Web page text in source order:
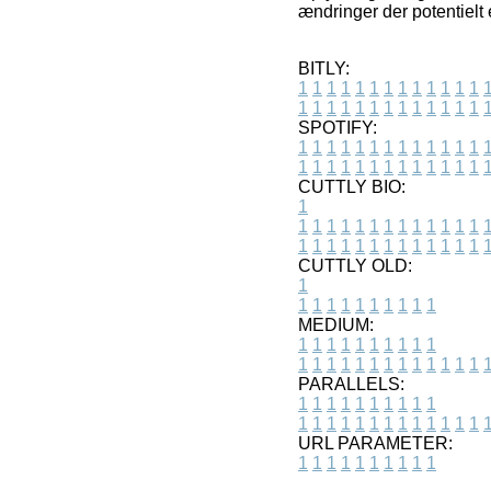
ændringer der potentielt
BITLY:
1 1 1 1 1 1 1 1 1 1 1 1 1 1
1 1 1 1 1 1 1 1 1 1 1 1 1 1
SPOTIFY:
1 1 1 1 1 1 1 1 1 1 1 1 1 1
1 1 1 1 1 1 1 1 1 1 1 1 1 1
CUTTLY BIO:
1
1 1 1 1 1 1 1 1 1 1 1 1 1 1
1 1 1 1 1 1 1 1 1 1 1 1 1 1
CUTTLY OLD:
1
1 1 1 1 1 1 1 1 1 1
MEDIUM:
1 1 1 1 1 1 1 1 1 1
1 1 1 1 1 1 1 1 1 1 1 1 1 1
PARALLELS:
1 1 1 1 1 1 1 1 1 1
1 1 1 1 1 1 1 1 1 1 1 1 1 1
URL PARAMETER:
1 1 1 1 1 1 1 1 1 1